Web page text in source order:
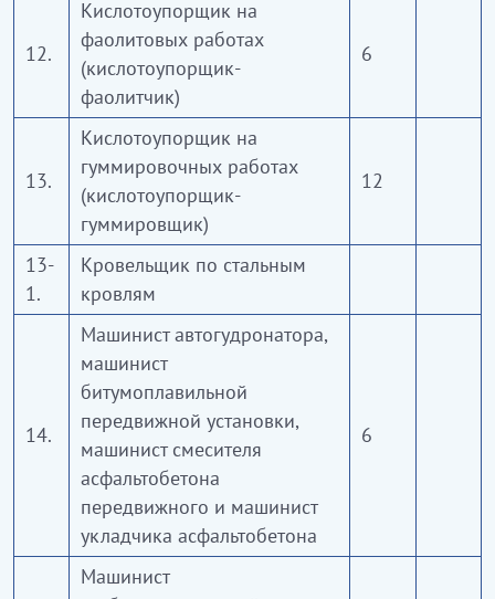
12.
Кислотоупорщик на
фаолитовых работах
(кислотоупорщик-
фаолитчик)
6
13.
Кислотоупорщик на
гуммировочных работах
(кислотоупорщик-
гуммировщик)
12
13-
1.
Кровельщик по стальным
кровлям
14.
Машинист автогудронатора,
машинист
битумоплавильной
передвижной установки,
машинист смесителя
асфальтобетона
передвижного и машинист
укладчика асфальтобетона
6
Машинист